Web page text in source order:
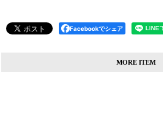
Facebookでシェア
MORE ITEM